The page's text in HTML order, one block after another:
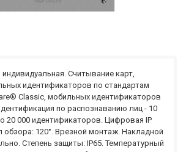
Считывание карт,
идентификаторов по стандартам
Classic, мобильных идентификаторов
по распознаванию лиц - 10
20 000 идентификаторов. Цифровая IP
обзора: 120°. Врезной монтаж. Накладной
Степень защиты: IP65. Температурный